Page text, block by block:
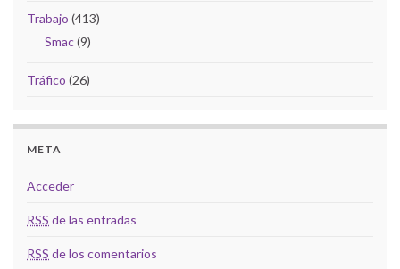
Trabajo (413)
Smac(9)
Tráfico (26)
META
Acceder
RSS de las entradas
RSS de los comentarios